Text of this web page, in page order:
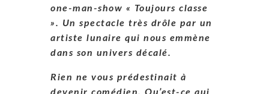
one-man-show « Toujours classe
». Un spectacle très drôle par un
artiste lunaire qui nous emmène
dans son univers décalé.
Rien ne vous prédestinait à
devenir comédien. Qu’est-ce qui